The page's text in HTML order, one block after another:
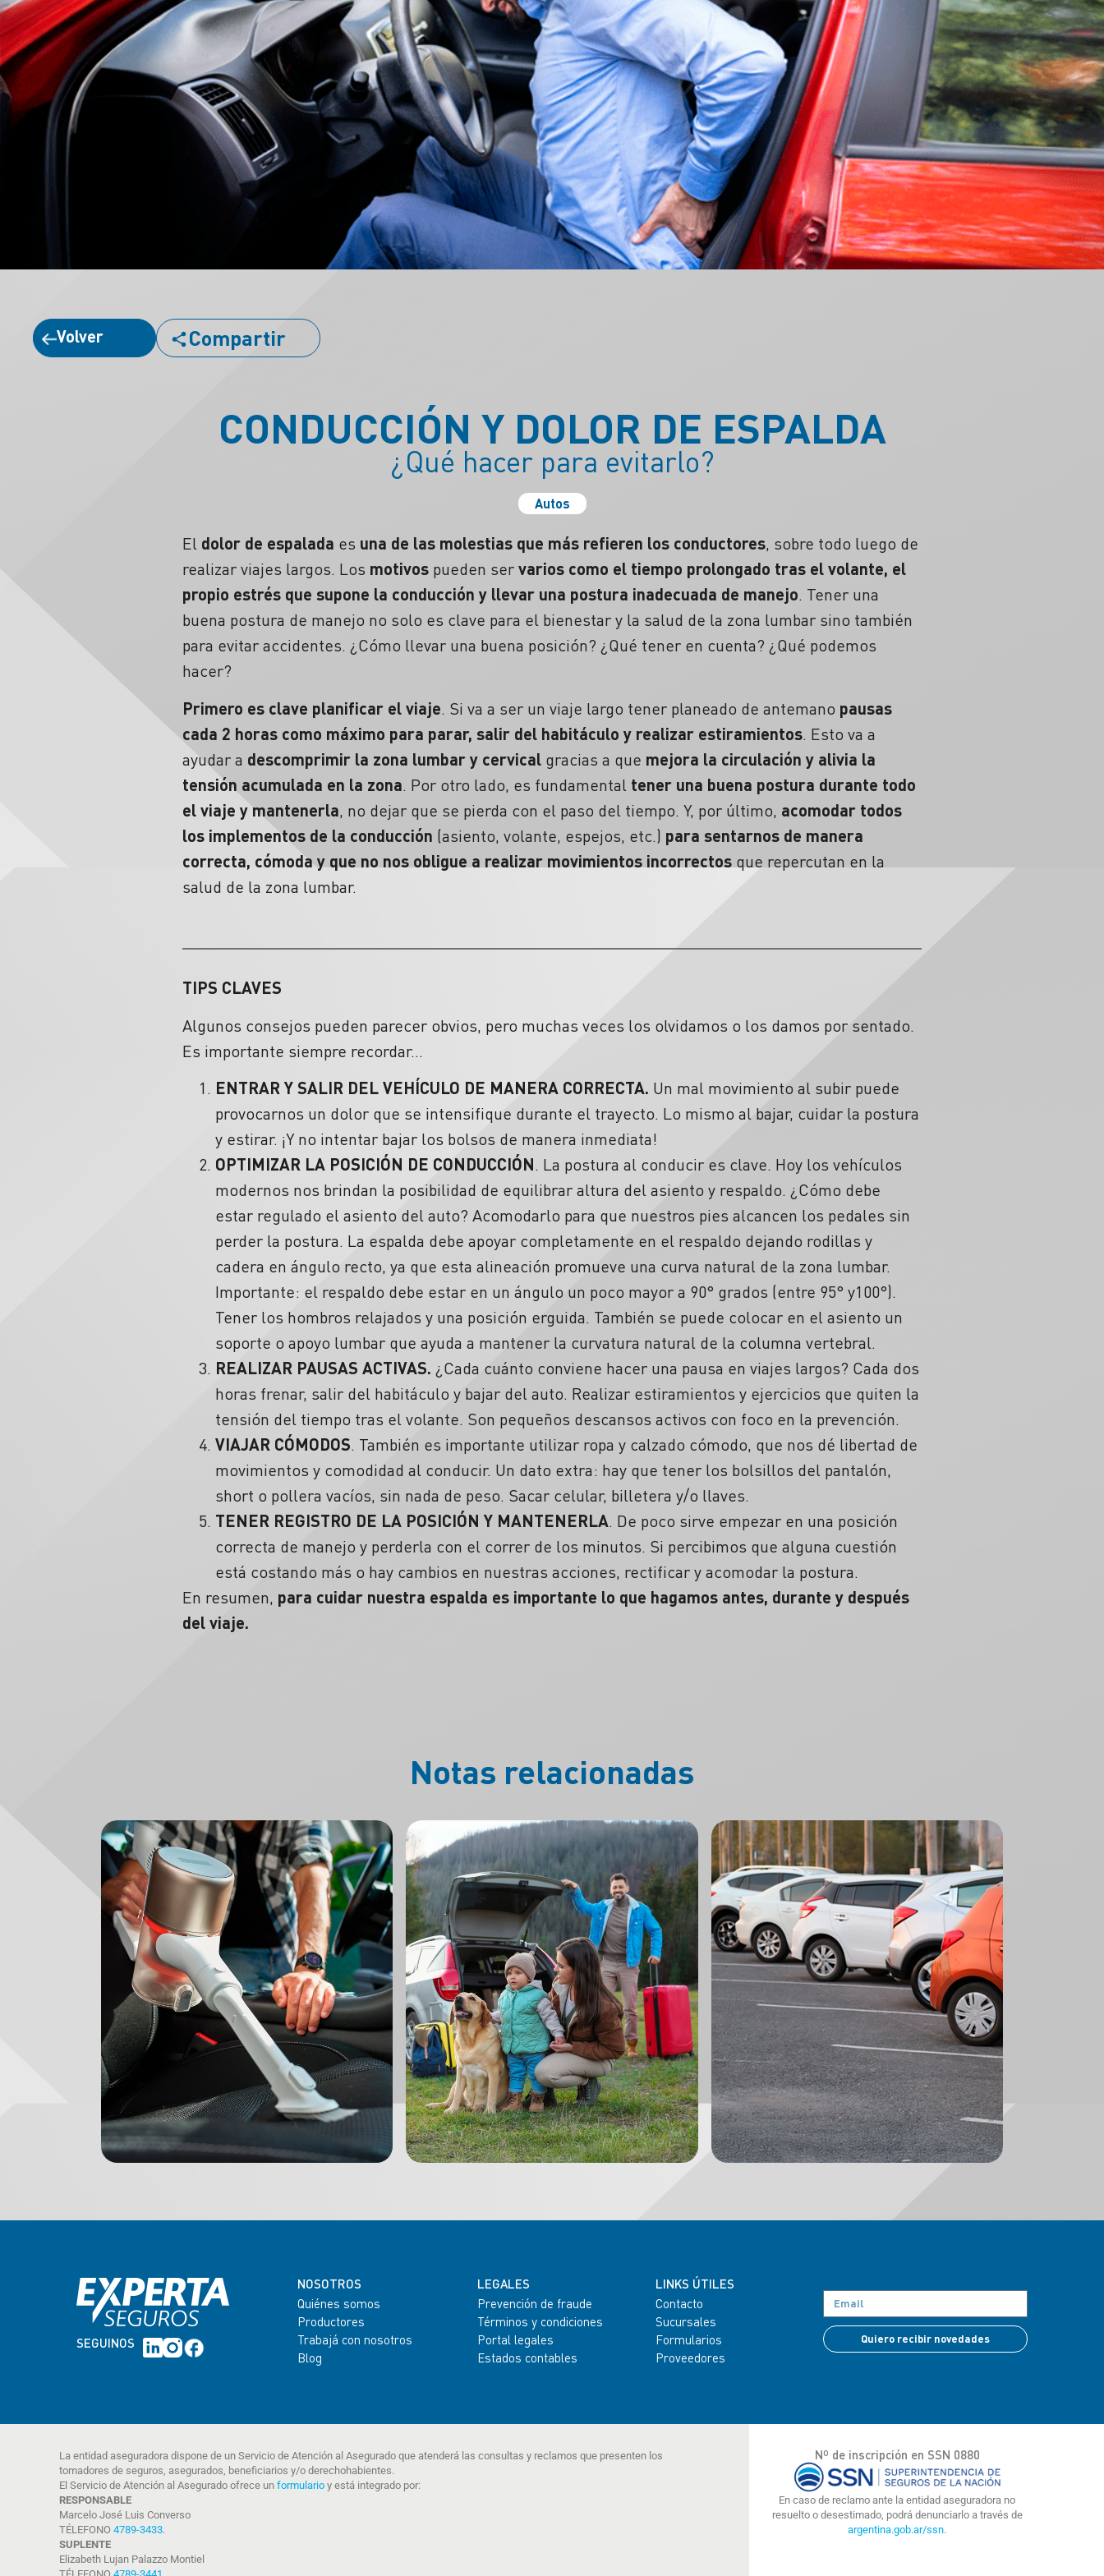
Volver Compartir
CONDUCCIÓN Y DOLOR DE ESPALDA
¿Qué hacer para evitarlo?
Autos
El dolor de espalada es una de las molestias que más refieren los conductores, sobre todo luego de
realizar viajes largos. Los motivos pueden ser varios como el tiempo prolongado tras el volante, el
propio estrés que supone la conducción y llevar una postura inadecuada de manejo. Tener una
buena postura de manejo no solo es clave para el bienestar y la salud de la zona lumbar sino también
para evitar accidentes. ¿Cómo llevar una buena posición? ¿Qué tener en cuenta? ¿Qué podemos
hacer?
Primero es clave planificar el viaje. Si va a ser un viaje largo tener planeado de antemano pausas
cada 2 horas como máximo para parar, salir del habitáculo y realizar estiramientos. Esto va a
ayudar a descomprimir la zona lumbar y cervical gracias a que mejora la circulación y alivia la
tensión acumulada en la zona. Por otro lado, es fundamental tener una buena postura durante todo
el viaje y mantenerla, no dejar que se pierda con el paso del tiempo. Y, por último, acomodar todos
los implementos de la conducción (asiento, volante, espejos, etc.) para sentarnos de manera
correcta, cómoda y que no nos obligue a realizar movimientos incorrectos que repercutan en la
salud de la zona lumbar.
TIPS CLAVES
Algunos consejos pueden parecer obvios, pero muchas veces los olvidamos o los damos por sentado.
Es importante siempre recordar…
ENTRAR Y SALIR DEL VEHÍCULO DE MANERA CORRECTA. Un mal movimiento al subir puede
provocarnos un dolor que se intensifique durante el trayecto. Lo mismo al bajar, cuidar la postura
y estirar. ¡Y no intentar bajar los bolsos de manera inmediata!
OPTIMIZAR LA POSICIÓN DE CONDUCCIÓN. La postura al conducir es clave. Hoy los vehículos
modernos nos brindan la posibilidad de equilibrar altura del asiento y respaldo. ¿Cómo debe
estar regulado el asiento del auto? Acomodarlo para que nuestros pies alcancen los pedales sin
perder la postura. La espalda debe apoyar completamente en el respaldo dejando rodillas y
cadera en ángulo recto, ya que esta alineación promueve una curva natural de la zona lumbar.
Importante: el respaldo debe estar en un ángulo un poco mayor a 90° grados (entre 95° y100°).
Tener los hombros relajados y una posición erguida. También se puede colocar en el asiento un
soporte o apoyo lumbar que ayuda a mantener la curvatura natural de la columna vertebral.
REALIZAR PAUSAS ACTIVAS. ¿Cada cuánto conviene hacer una pausa en viajes largos? Cada dos
horas frenar, salir del habitáculo y bajar del auto. Realizar estiramientos y ejercicios que quiten la
tensión del tiempo tras el volante. Son pequeños descansos activos con foco en la prevención.
VIAJAR CÓMODOS. También es importante utilizar ropa y calzado cómodo, que nos dé libertad de
movimientos y comodidad al conducir. Un dato extra: hay que tener los bolsillos del pantalón,
short o pollera vacíos, sin nada de peso. Sacar celular, billetera y/o llaves.
TENER REGISTRO DE LA POSICIÓN Y MANTENERLA. De poco sirve empezar en una posición
correcta de manejo y perderla con el correr de los minutos. Si percibimos que alguna cuestión
está costando más o hay cambios en nuestras acciones, rectificar y acomodar la postura.
En resumen, para cuidar nuestra espalda es importante lo que hagamos antes, durante y después
del viaje.
Notas relacionadas
SEGUINOS
NOSOTROS
Quiénes somos
Productores
Trabajá con nosotros
Blog
LEGALES
Prevención de fraude
Términos y condiciones
Portal legales
Estados contables
LINKS ÚTILES
Contacto
Sucursales
Formularios
Proveedores
Quiero recibir novedades
La entidad aseguradora dispone de un Servicio de Atención al Asegurado que atenderá las consultas y reclamos que presenten los
tomadores de seguros, asegurados, beneficiarios y/o derechohabientes.
El Servicio de Atención al Asegurado ofrece un formulario y está integrado por:
RESPONSABLE
Marcelo José Luis Converso
TÉLEFONO 4789-3433.
SUPLENTE
Elizabeth Lujan Palazzo Montiel
Nº de inscripción en SSN 0880
En caso de reclamo ante la entidad aseguradora no
resuelto o desestimado, podrá denunciarlo a través de
argentina.gob.ar/ssn.